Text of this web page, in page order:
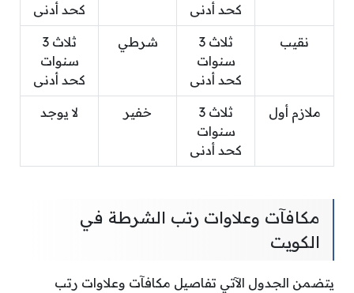
كحد أدنى
كحد أدنى
نقيب
ثلاث 3
سنوات
كحد أدنى
شرطي
ثلاث 3
سنوات
كحد أدنى
ملازم أول
ثلاث 3
سنوات
كحد أدنى
خفير لا يوجد
مكافآت وعلاوات رتب الشرطة في
الكويت
يتضمن الجدول الآتي تفاصيل مكافآت وعلاوات رتب